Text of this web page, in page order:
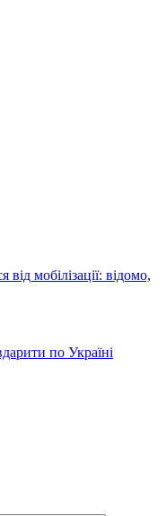
мобілізації: відомо,
по Україні